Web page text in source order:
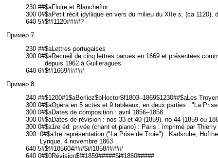
230 ##$aFloire et Blancheflor
300 0#$aPetit récit idyllique en vers du milieu du XIIe s. (ca
640 5#$f#1120####?
Пример 7.
230 ##$aLettres portugaises
300 0#$aRecueil de cinq lettres parues en 1669 et présentées
depuis 1962 à Guilleragues
640 6#$f#1669#####
Пример 8.
240 ##$1200#1$aBerlioz$bHector$f1803–1869$1230##$aLes
300 0#$aOpéra en 5 actes et 9 tableaux, en deux parties : "La
300 0#$aDates de composition : avril 1856–1858
300 0#$aDates de révision : nos 33 et 40 (1859), no 44 (1859 ou
300 0#$a1re éd. privée (chant et piano) : Paris : imprimé par
300 0#$a1re représentation ("La Prise de Troie") : Karlsruhe,
Lyrique, 4 novembre 1863
640 5#$f#185604###$i#1858#####
640 0#$0Révision$f#1859#####$i#1860#####